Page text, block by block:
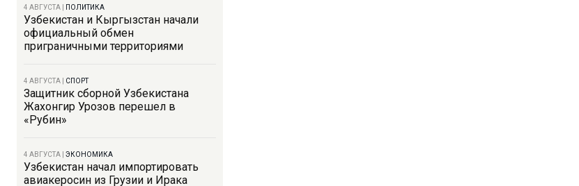
4 АВГУСТА ПОЛИТИКА
Узбекистан и Кыргызстан начали
официальный обмен
приграничными территориями
4 АВГУСТА СПОРТ
Защитник сборной Узбекистана
Жахонгир Урозов перешел в
«Рубин»
4 АВГУСТА ЭКОНОМИКА
Узбекистан начал импортировать
авиакеросин из Грузии и Ирака